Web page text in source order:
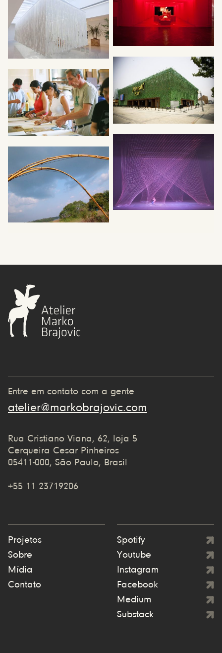
Entre em contato com a gente
atelier@markobrajovic.com
Rua Cristiano Viana, 62, loja 5
Cerqueira Cesar Pinheiros
05411-000, São Paulo, Brasil
+55 11 23719206
Projetos
Sobre
Mídia
Contato
Spotify
Youtube
Instagram
Facebook
Medium
Substack